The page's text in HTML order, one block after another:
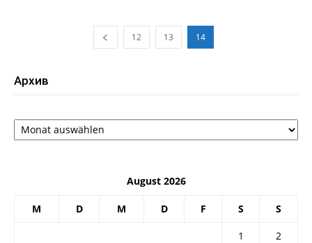
12 13 14
Архив
Архив
August 2026
M D M D F S S
1
2